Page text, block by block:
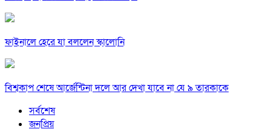
ফাইনালে হেরে যা বললেন স্কালোনি
বিশ্বকাপ শেষে আর্জেন্টিনা দলে আর দেখা যাবে না যে ৯ তারকাকে
সর্বশেষ
জনপ্রিয়